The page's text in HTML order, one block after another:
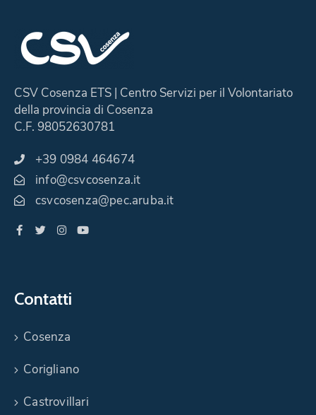
CSV Cosenza ETS | Centro Servizi per il Volontariato
della provincia di Cosenza
C.F. 98052630781
+39 0984 464674
info@csvcosenza.it
csvcosenza@pec.aruba.it
Contatti
Cosenza
Corigliano
Castrovillari